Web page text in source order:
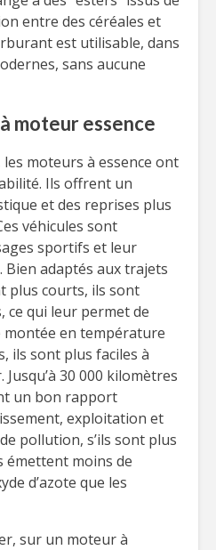
entre des céréales et
est utilisable, dans
sans aucune
moteur essence
moteurs à essence ont
Ils offrent un
et des reprises plus
véhicules sont
sportifs et leur
adaptés aux trajets
plus courts, ils sont
ce qui leur permet de
montée en température
ils sont plus faciles à
30 000 kilomètres
un bon rapport
exploitation et
pollution, s’ils sont plus
émettent moins de
d’azote que les
sur un moteur à